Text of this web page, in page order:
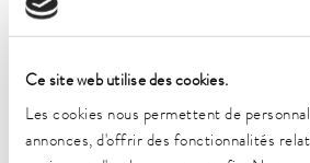
Ce site web utilise des cookies.
Les cookies nous permettent de
annonces, d'offrir des fonctionnalités
Bernd Volkert s'est révélé être un véritable
Après avoir suivi une formation de
pour devenir ingénieur électricien
technique DAG de Würzburg, il a acquis